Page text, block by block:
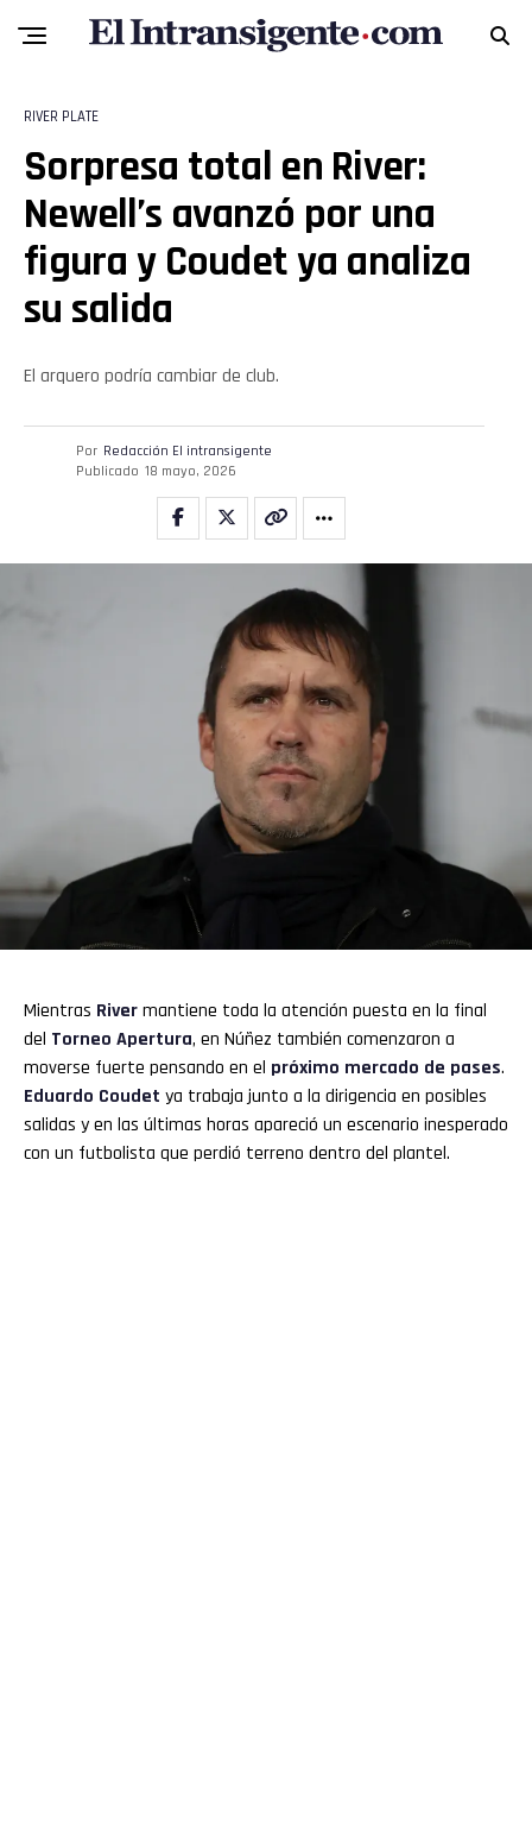
RIVER PLATE
Sorpresa total en River:
Newell’s avanzó por una
figura y Coudet ya analiza
su salida
El arquero podría cambiar de club.
Por Redacción El intransigente
Publicado 18 mayo, 2026
Mientras Rivermantiene toda la atención puesta en la final
del Torneo Apertura, en Núñez también comenzaron a
moverse fuerte pensando en el próximo mercado de pases.
Eduardo Coudet ya trabaja junto a la dirigencia en posibles
salidas y en las últimas horas apareció un escenario inesperado
con un futbolista que perdió terreno dentro del plantel.
Flipboard
Reddit
Pinterest
Email